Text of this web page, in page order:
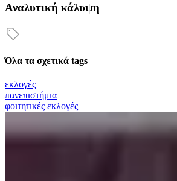
Αναλυτική κάλυψη
Όλα τα σχετικά tags
εκλογές
πανεπιστήμια
φοιτητικές εκλογές